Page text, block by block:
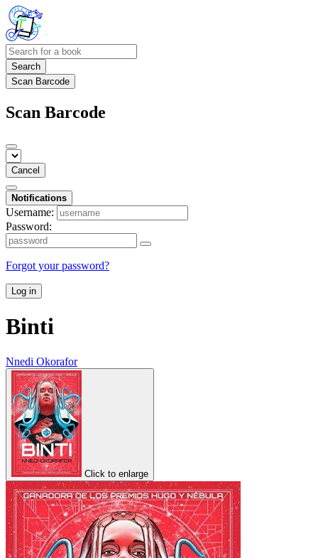
Search
Scan Barcode
Scan Barcode
Cancel
Notifications
Username:
Password:
Forgot your password?
Log in
Binti
Nnedi Okorafor
Click to enlarge